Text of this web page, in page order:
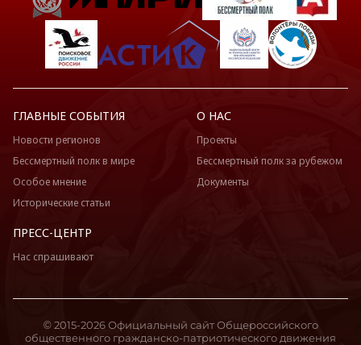
ГЛАВНЫЕ СОБЫТИЯ
Новости регионов
Бессмертный полк в мире
Особое мнение
Исторические статьи
О НАС
Проекты
Бессмертный полк за рубежом
Документы
ПРЕСС-ЦЕНТР
Нас спрашивают
© 2015-2026 Официальный сайт Общероссийского
общественного гражданско-патриотического движения